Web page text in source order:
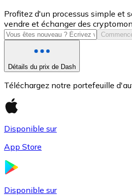
USD Coin
USDC
Profitez d'un processus simple et
vendre et échanger des
Détails du prix de Dash
Téléchargez notre portefeuille
Disponible sur
App Store
Disponible sur